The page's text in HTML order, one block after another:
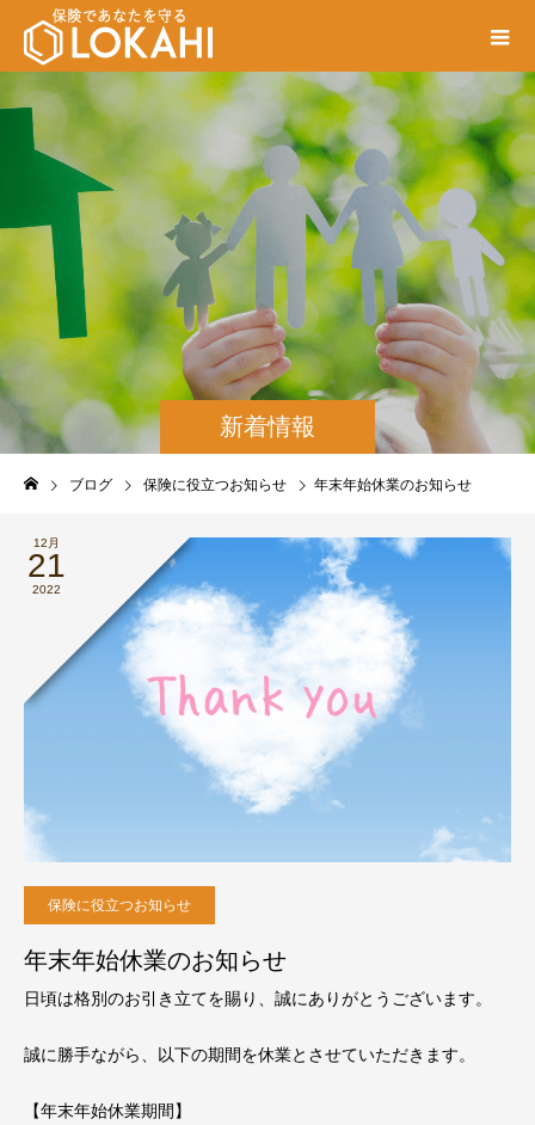
新着情報
ブログ 保険に役立つお知らせ 年末年始休業のお知らせ
12月
21
2022
保険に役立つお知らせ
年末年始休業のお知らせ
日頃は格別のお引き立てを賜り、誠にありがとうございます。
誠に勝手ながら、以下の期間を休業とさせていただきます。
【年末年始休業期間】